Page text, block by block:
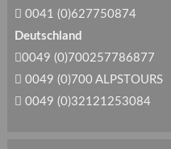
0041 (0)627750874
Deutschland
0049 (0)700257786877
0049 (0)700 ALPSTOURS
0049 (0)32121253084